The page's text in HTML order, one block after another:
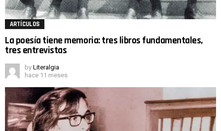
ARTÍCULOS
La poesía tiene memoria: tres libros fundamentales,
tres entrevistas
by Literalgia
hace 11 meses